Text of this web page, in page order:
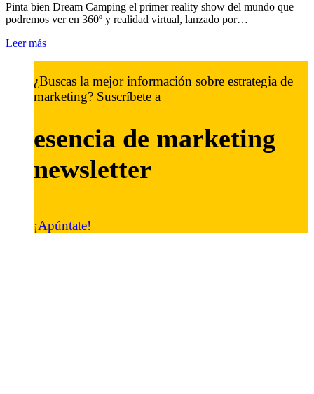
Pinta bien Dream Camping el primer reality show del mundo que
podremos ver en 360º y realidad virtual, lanzado por…
Leer más
¿Buscas la mejor información sobre estrategia de
marketing? Suscríbete a
esencia de marketing
newsletter
¡Apúntate!